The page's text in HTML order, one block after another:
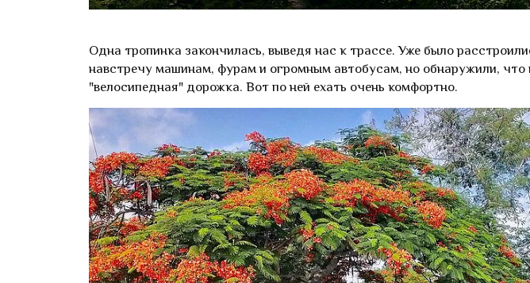
Одна тропинка закончилась, выведя нас к трассе. Уже было
навстречу машинам, фурам и огромным автобусам, но обнаружили, что
"велосипедная" дорожка. Вот по ней ехать очень комфортно.